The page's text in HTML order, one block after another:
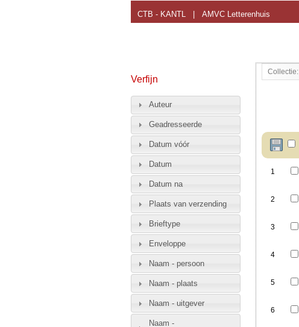
CTB - KANTL AMVC Letterenhuis
Collectie:
1
2
3
4
5
6
Verfijn
Auteur
Geadresseerde
Datum vóór
Datum
Datum na
Plaats van verzending
Brieftype
Enveloppe
Naam - persoon
Naam - plaats
Naam - uitgever
Naam -